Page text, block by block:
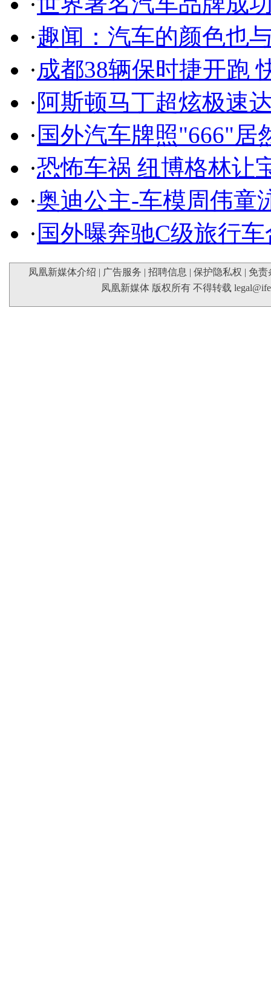
·趣闻：汽车的颜色也
·成都38辆保时捷开跑
·阿斯顿马丁超炫极速
· 国外汽车牌照"666"居
·恐怖车祸 纽博格林让
·奥迪公主-车模周伟童
· 国外曝奔驰C级旅行
凤凰新媒体介绍 | 广告服务 | 招聘信息 | 保护隐私权 | 免责
凤凰新媒体 版权所有 不得转载